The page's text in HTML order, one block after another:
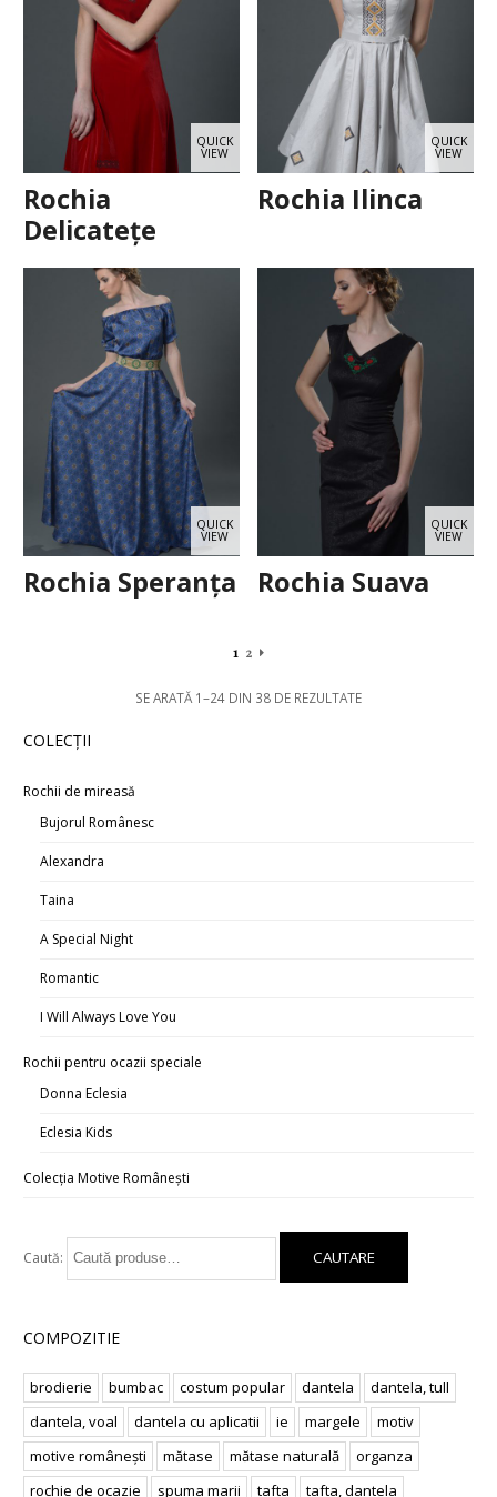
QUICK
VIEW
Rochia
Delicatețe
QUICK
VIEW
Rochia Ilinca
QUICK
VIEW
Rochia Speranța
QUICK
VIEW
Rochia Suava
1 2
SE ARATĂ 1–24 DIN 38 DE REZULTATE
COLECŢII
Rochii de mireasă
Bujorul Românesc
Alexandra
Taina
A Special Night
Romantic
I Will Always Love You
Rochii pentru ocazii speciale
Donna Eclesia
Eclesia Kids
Colecția Motive Românești
Caută:
COMPOZITIE
brodierie bumbac costum popular dantela
dantela, tull
dantela, voal
dantela cu aplicatii ie margele
motiv
motive românești
mătase mătase naturală
organza
rochie de ocazie
spuma marii tafta tafta, dantela